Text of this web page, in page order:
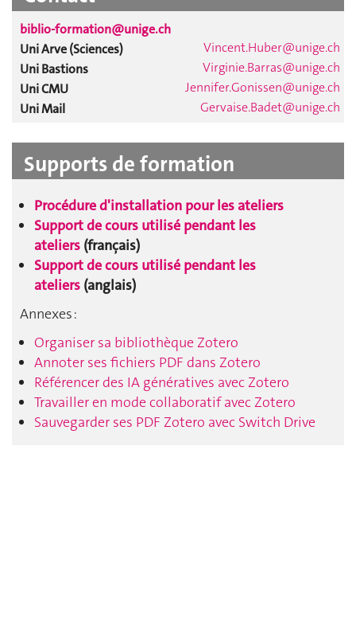
biblio-formation@unige.ch
Uni Arve (Sciences)
Vincent.Huber@unige.ch
Uni Bastions
Virginie.Barras@unige.ch
Uni CMU
Jennifer.Gonissen@unige.ch
Uni Mail
Gervaise.Badet@unige.ch
Supports de formation
Procédure d'installation pour les ateliers
Support de cours utilisé pendant les
ateliers (français)
Support de cours utilisé pendant les
ateliers (anglais)
Annexes :
Organiser sa bibliothèque Zotero
Annoter ses fichiers PDF dans Zotero
Référencer des IA génératives avec Zotero
Travailler en mode collaboratif avec Zotero
Sauvegarder ses PDF Zotero avec Switch Drive